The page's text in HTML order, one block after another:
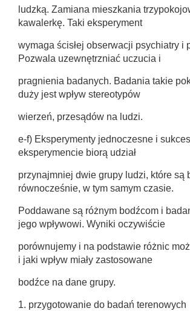
ludzką. Zamiana mieszkania
kawalerkę. Taki eksperyment
wymaga ścisłej obserwacji psychiatry i
Pozwala uzewnętrzniać uczucia i
pragnienia badanych. Badania takie
duży jest wpływ stereotypów
wierzeń, przesądów na ludzi.
e-f) Eksperymenty jednoczesne i
eksperymencie biorą udział
przynajmniej dwie grupy ludzi, które są
równocześnie, w tym samym czasie.
Poddawane są różnym bodźcom i
jego wpływowi. Wyniki oczywiście
porównujemy i na podstawie różnic
i jaki wpływ miały zastosowane
bodźce na dane grupy.
1. przygotowanie do badań terenowych